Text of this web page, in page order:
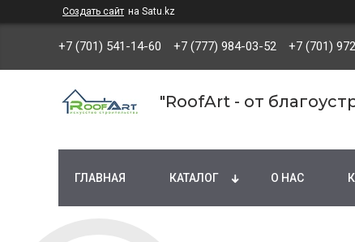
Создать сайт на Satu.kz
+7 (701) 541-14-60 +7 (777) 984-03-52 +7 (701)
"RoofArt - от
ГЛАВНАЯ КАТАЛОГ О НАС